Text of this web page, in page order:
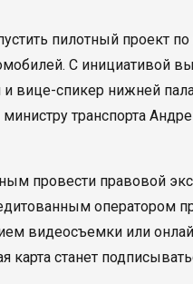
пилотный проект
С инициативой
вице-спикер нижней
транспорта
провести правовой
оператором
видеосъемки или
карта станет